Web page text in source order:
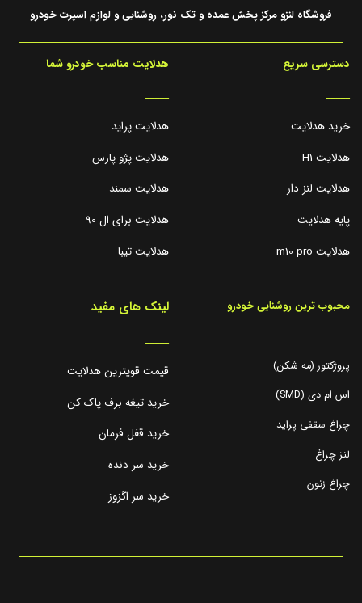
فروشگاه لنزو مرکز پخش عمده و تک نور، روشنایی و لوازم اسپرت خودرو
دسترسی سریع
_____
خرید هدلایت
هدلایت H1
هدلایت لنز دار
پایه هدلایت
هدلایت m10 pro
هدلایت مناسب خودرو شما
_____
هدلایت پراید
هدلایت پژو پارس
هدلایت سمند
هدلایت برای ال 90
هدلایت تیبا
محبوب ترین روشنایی خودرو
_____
پروژکتور (مه شکن)
اس ام دی (SMD)
چراغ سقفی پراید
لنز چراغ
چراغ زنون
لینک های مفید
_____
قیمت قویترین هدلایت
خرید تیغه برف پاک کن
خرید قفل فرمان
خرید سر دنده
خرید سر اگزوز